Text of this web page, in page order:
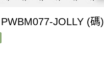
JOLLY (碼)